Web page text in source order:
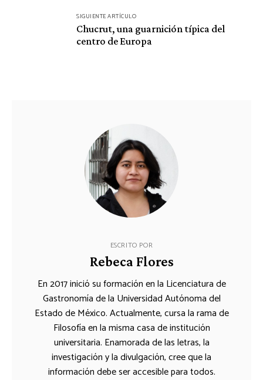
SIGUIENTE ARTÍCULO
Chucrut, una guarnición típica del
centro de Europa
ESCRITO POR
Rebeca Flores
En 2017 inició su formación en la Licenciatura de
Gastronomía de la Universidad Autónoma del
Estado de México. Actualmente, cursa la rama de
Filosofía en la misma casa de institución
universitaria. Enamorada de las letras, la
investigación y la divulgación, cree que la
información debe ser accesible para todos.